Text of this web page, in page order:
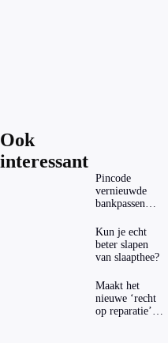
Ook
interessant
Pincode
vernieuwde
bankpassen
ING-app: is dat
wel veilig?
Kun je echt
beter slapen
van slaapthee?
Maakt het
nieuwe ‘recht
op reparatie’